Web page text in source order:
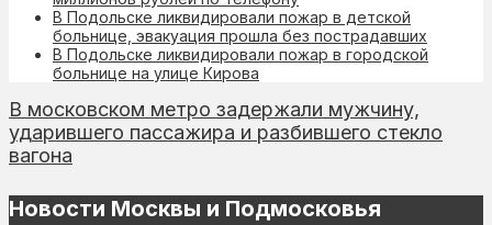
В Подольске ликвидировали пожар в детской
больнице, эвакуация прошла без пострадавших
В Подольске ликвидировали пожар в городской
больнице на улице Кирова
В московском метро задержали мужчину,
ударившего пассажира и разбившего стекло
вагона
Новости Москвы и Подмосковья